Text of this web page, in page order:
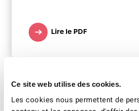
Ce site web utilise des cookies.
Les cookies nous permettent de
Lire le PDF